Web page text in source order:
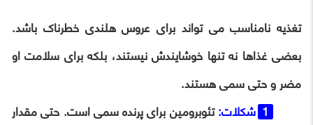
تغذیه نامناسب می تواند برای عروس هلندی خطرناک باشد.
بعضی غذاها نه تنها خوشایندش نیستند، بلکه برای سلامت او
مضر و حتی سمی هستند.
شکلات:تئوبرومین برای پرنده سمی است. حتی مقدار